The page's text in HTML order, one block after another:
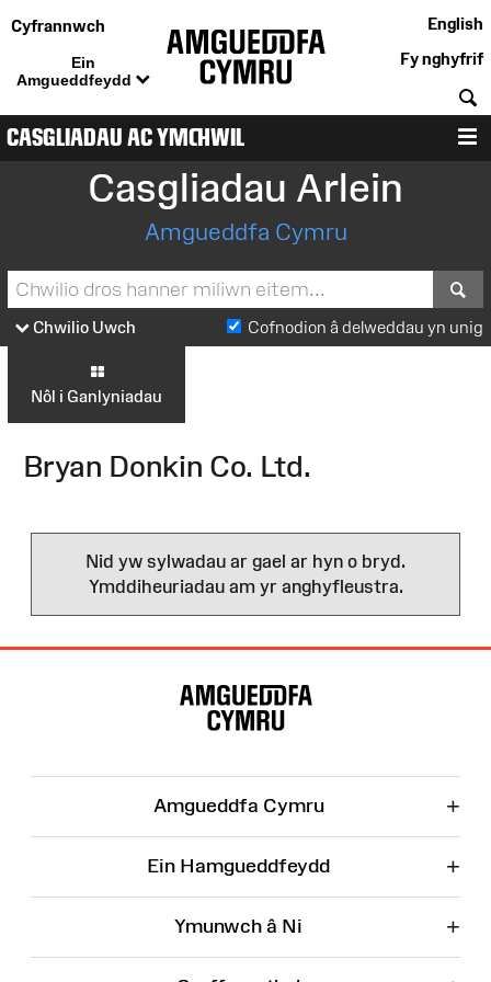
Cyfrannwch
Ein
Amgueddfeydd
English
Fy nghyfrif
CASGLIADAU AC YMCHWIL
Casgliadau Arlein
Amgueddfa Cymru
Chwilio Uwch Cofnodion â delweddau yn unig
Nôl i Ganlyniadau
Bryan Donkin Co. Ltd.
Nid yw sylwadau ar gael ar hyn o bryd.
Ymddiheuriadau am yr anghyfleustra.
Amgueddfa Cymru +
Ein Hamgueddfeydd +
Ymunwch â Ni +